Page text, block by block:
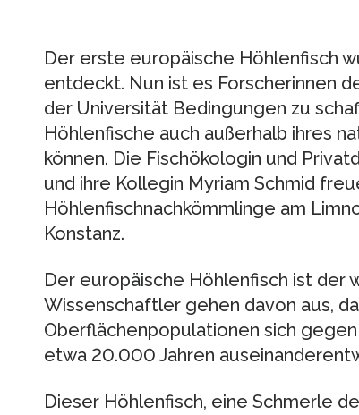
Der erste europäische Höhlenfisch
entdeckt. Nun ist es Forscherinnen
der Universität Bedingungen zu
Höhlenfische auch außerhalb ihres
können. Die Fischökologin und
und ihre Kollegin Myriam Schmid
Höhlenfischnachkömmlinge am
Konstanz.
Der europäische Höhlenfisch ist der
Wissenschaftler gehen davon aus,
Oberflächenpopulationen sich
etwa 20.000 Jahren
Dieser Höhlenfisch, eine Schmerle